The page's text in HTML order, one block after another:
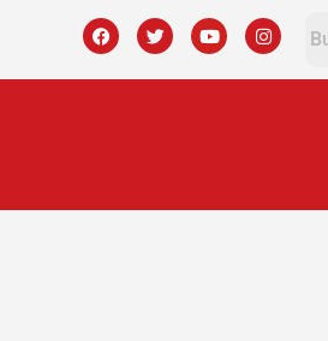
F
a
c
e
T
w
i
t
Y
o
u
t
I
n
s
t